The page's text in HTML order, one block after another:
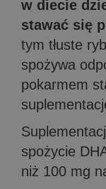
w diecie
stawać się
tym tłuste
spożywa
pokarmem
spożycie
niż 100 mg